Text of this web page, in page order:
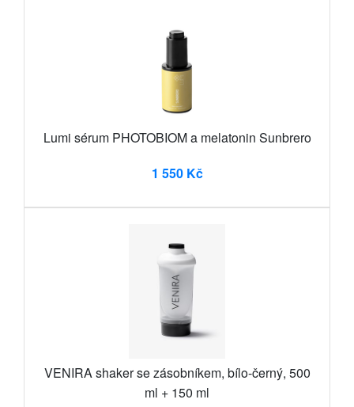
Lumi sérum PHOTOBIOM a melatonin Sunbrero
1 550 Kč
VENIRA shaker se zásobníkem, bílo-černý, 500
ml + 150 ml